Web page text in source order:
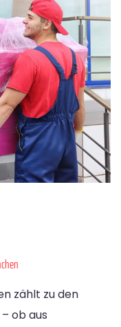
zählt zu den
ob aus